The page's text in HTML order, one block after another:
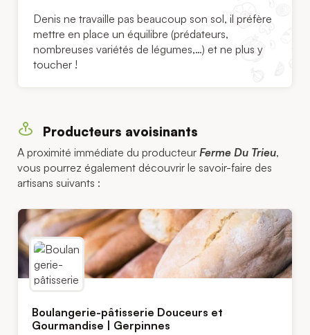
Denis ne travaille pas beaucoup son sol, il préfère
mettre en place un équilibre (prédateurs,
nombreuses variétés de légumes,…) et ne plus y
toucher !
Producteurs avoisinants
A proximité immédiate du producteur Ferme Du Trieu,
vous pourrez également découvrir le savoir-faire des
artisans suivants :
Boulangerie-pâtisserie Douceurs et
Gourmandise | Gerpinnes